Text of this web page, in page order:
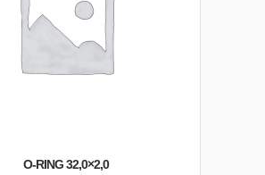
O-RING 32,0×2,0